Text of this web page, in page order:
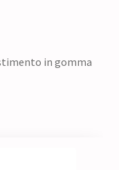
in gomma